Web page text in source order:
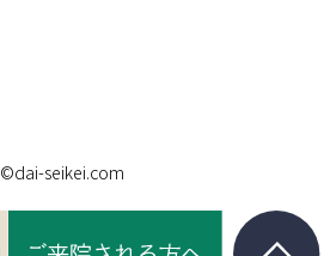
©dai-seikei.com